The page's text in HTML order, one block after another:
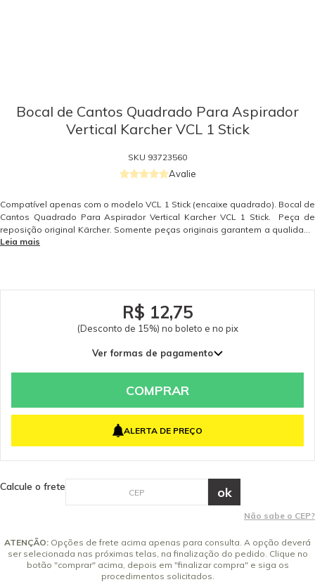
Bocal de Cantos Quadrado Para Aspirador
Vertical Karcher VCL 1 Stick
SKU 93723560
Avalie
Compatível apenas com o modelo VCL 1 Stick (encaixe quadrado). Bocal de
Cantos Quadrado Para Aspirador Vertical Karcher VCL 1 Stick. Peça de
reposição original Kärcher. Somente peças originais garantem a qualidade
e a segurança do equipamento e do operador. Caso tenha dúvidas
Leia mais
R$ 12,75
(Desconto de 15%) no boleto e no pix
Ver formas de pagamento
COMPRAR
ALERTA DE PREÇO
Calcule o frete
Não sabe o CEP?
ATENÇÃO: Opções de frete acima apenas para consulta. A opção deverá
ser selecionada nas próximas telas, na finalização do pedido. Clique no
botão "comprar" acima, depois em "finalizar compra" e siga os
procedimentos solicitados.